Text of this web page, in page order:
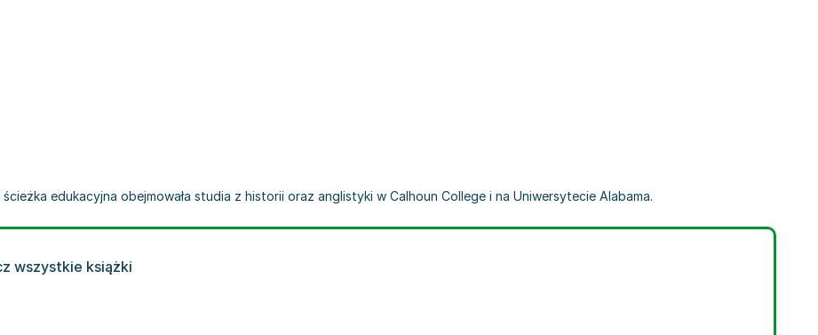
edukacyjna obejmowała studia z historii oraz anglistyki w Calhoun College i na Uniwersytecie Alabama.
wszystkie książki